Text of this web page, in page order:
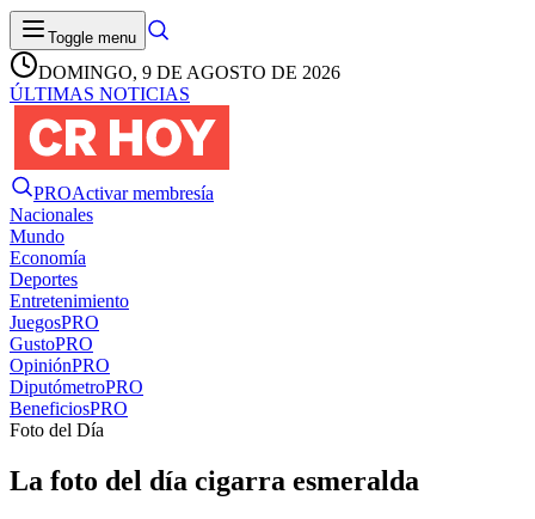
Toggle menu
DOMINGO, 9 DE AGOSTO DE 2026
ÚLTIMAS NOTICIAS
PROActivar membresía
Nacionales
Mundo
Economía
Deportes
Entretenimiento
JuegosPRO
GustoPRO
OpiniónPRO
DiputómetroPRO
BeneficiosPRO
Foto del Día
La foto del día cigarra esmeralda